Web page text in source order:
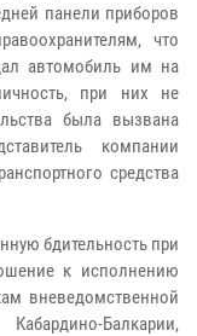
панели приборов
что
автомобиль им на
при них не
была вызвана
компании
средства
бдительность при
к исполнению
вневедомственной
Балкарии,